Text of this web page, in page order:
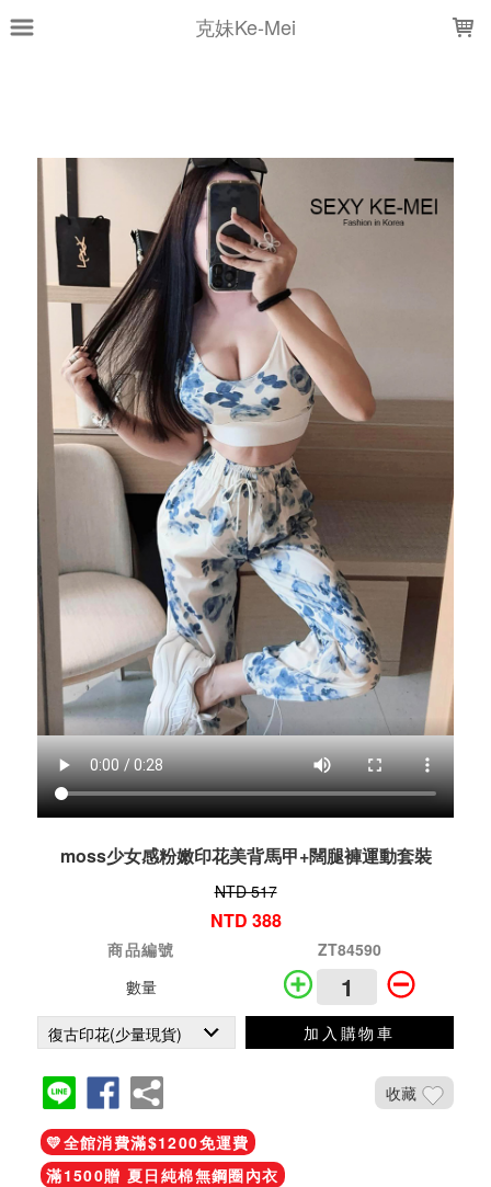
克妹Ke-Mei
moss少女感粉嫩印花美背馬甲+闊腿褲運動套裝
NTD 517
NTD 388
商品編號
ZT84590
數量
加入購物車
收藏
💛全館消費滿$1200免運費
滿1500贈 夏日純棉無鋼圈內衣